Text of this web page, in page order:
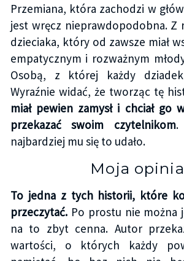
Przemiana, która zachodzi w
jest wręcz nieprawdopodobna. Z
dzieciaka, który od zawsze miał
empatycznym i rozważnym
Osobą, z której każdy
Wyraźnie widać, że tworząc tę
miał pewien zamysł i chciał go
przekazać swoim czytelnikom.
najbardziej mu się to udało.
Moja opinia
To jedna z tych historii, które
przeczytać.Po prostu nie można
na to zbyt cenna. Autor
wartości, o których każdy